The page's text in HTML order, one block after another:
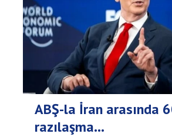
ABŞ-la İran arasında
razılaşma...